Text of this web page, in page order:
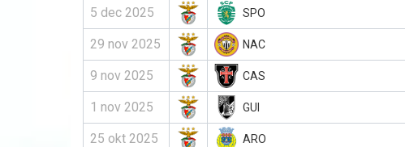
5 dec 2025 SPO
29 nov 2025 NAC
9 nov 2025 CAS
1 nov 2025 GUI
25 okt 2025 ARO